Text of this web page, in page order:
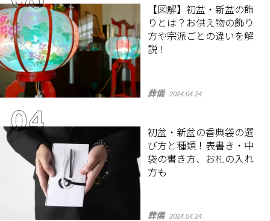
【図解】初盆・新盆の飾
りとは？お供え物の飾り
方や宗派ごとの違いを解
説！
葬儀 2024.04.24
初盆・新盆の香典袋の選
び方と種類！表書き・中
袋の書き方、お札の入れ
方も
葬儀 2024.04.24